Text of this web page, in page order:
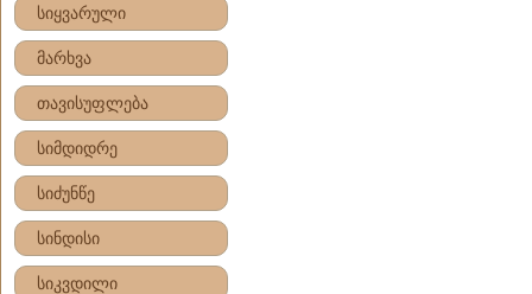
სიყვარული
მარხვა
თავისუფლება
სიმდიდრე
სიძუნწე
სინდისი
სიკვდილი